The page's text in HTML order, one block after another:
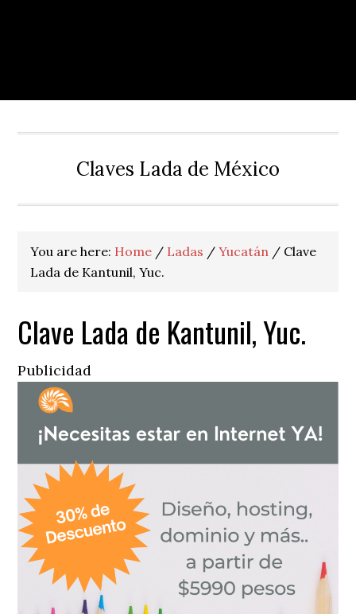
Claves Lada de México
You are here: Home / Ladas / Yucatán / Clave
Lada de Kantunil, Yuc.
Clave Lada de Kantunil, Yuc.
Publicidad